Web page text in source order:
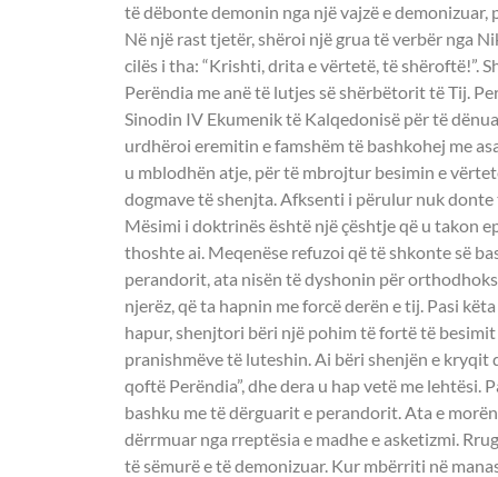
të dëbonte demonin nga një vajzë e demonizuar,
Në një rast tjetër, shëroi një grua të verbër nga
cilës i tha: “Krishti, drita e vërtetë, të shëroftë!”.
Perëndia me anë të lutjes së shërbëtorit të Tij.
Sinodin IV Ekumenik të Kalqedonisë për të
urdhëroi eremitin e famshëm të bashkohej me
u mblodhën atje, për të mbrojtur besimin e
dogmave të shenjta. Afksenti i përulur nuk donte
Mësimi i doktrinës është një çështje që u takon
thoshte ai. Meqenëse refuzoi që të shkonte së
perandorit, ata nisën të dyshonin për
njerëz, që ta hapnin me forcë derën e tij. Pasi
hapur, shenjtori bëri një pohim të fortë të
pranishmëve të luteshin. Ai bëri shenjën e kryqit
qoftë Perëndia”, dhe dera u hap vetë me lehtësi.
bashku me të dërguarit e perandorit. Ata e
dërrmuar nga rreptësia e madhe e asketizmi.
të sëmurë e të demonizuar. Kur mbërriti në